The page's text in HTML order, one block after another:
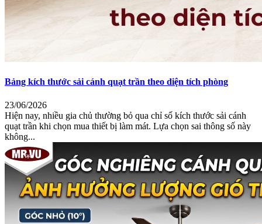
Bảng kích thước sải cánh quạt trần theo diện tích phòng
23/06/2026
Hiện nay, nhiều gia chủ thường bỏ qua chỉ số kích thước sải cánh
quạt trần khi chọn mua thiết bị làm mát. Lựa chọn sai thông số này
không...